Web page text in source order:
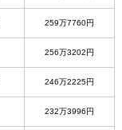
259万7760円
256万3202円
246万2225円
232万3996円